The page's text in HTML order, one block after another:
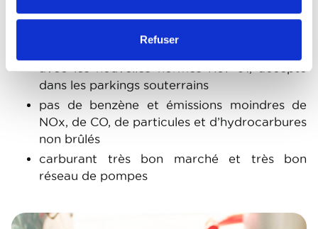
Refuser
récupéré lors de la distillation du pétrole brut
avec les nouvelles normes R67-01, accepté
dans les parkings souterrains
pas de benzène et émissions moindres de
NOx, de CO, de particules et d’hydrocarbures
non brûlés
carburant très bon marché et très bon
réseau de pompes
Image